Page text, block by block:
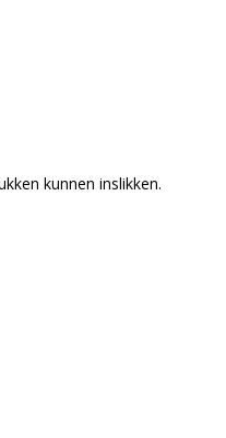
kunnen inslikken.